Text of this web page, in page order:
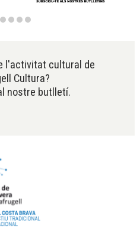
l'activitat cultural de
Cultura?
nostre butlletí.